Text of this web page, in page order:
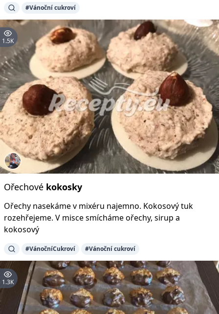
#Vánoční cukroví
1.5K
Ořechové kokosky
Ořechy nasekáme v mixéru najemno. Kokosový tuk
rozehřejeme. V misce smícháme ořechy, sirup a
kokosový
#VánočníCukroví #Vánoční cukroví
1.3K